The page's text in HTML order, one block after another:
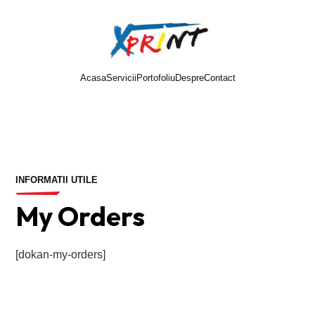
AcasaServicii PortofoliuDespreContact
INFORMATII UTILE
My Orders
[dokan-my-orders]